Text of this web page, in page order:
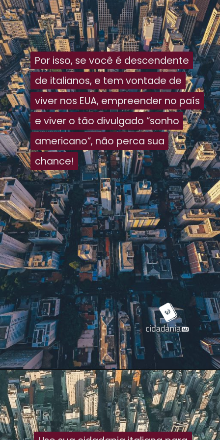
Por isso, se você é descendente
de italianos, e tem vontade de
viver nos EUA, empreender no país
e viver o tão divulgado “sonho
americano”, não perca sua
chance!
Por isso, se você é descendente
de italianos, e tem vontade de
viver nos EUA, empreender no país
e viver o tão divulgado “sonho
americano”, não perca sua
chance!